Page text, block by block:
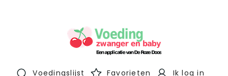
Voedingslijst Favorieten Ik log in